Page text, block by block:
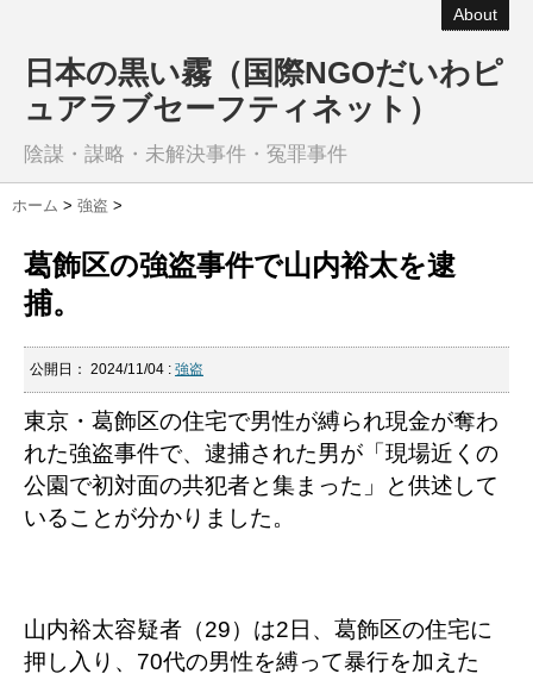
About
日本の黒い霧（国際NGOだいわピ
ュアラブセーフティネット）
陰謀・謀略・未解決事件・冤罪事件
ホーム > 強盗 >
葛飾区の強盗事件で山内裕太を逮
捕。
公開日： 2024/11/04 : 強盗
東京・葛飾区の住宅で男性が縛られ現金が奪わ
れた強盗事件で、逮捕された男が「現場近くの
公園で初対面の共犯者と集まった」と供述して
いることが分かりました。
山内裕太容疑者（29）は2日、葛飾区の住宅に
押し入り、70代の男性を縛って暴行を加えた